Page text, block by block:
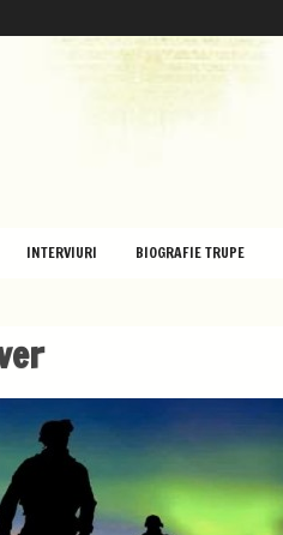
INTERVIURI BIOGRAFIE TRUPE